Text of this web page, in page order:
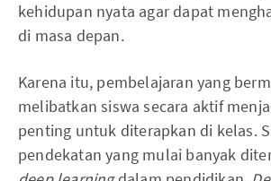
kehidupan nyata agar dapat
di masa depan.
Karena itu, pembelajaran yang
melibatkan siswa secara aktif
penting untuk diterapkan di kelas.
pendekatan yang mulai banyak